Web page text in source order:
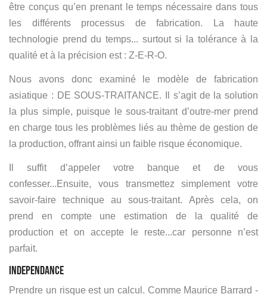
être conçus qu’en prenant le temps nécessaire dans tous
les différents processus de fabrication. La haute
technologie prend du temps... surtout si la tolérance à la
qualité et à la précision est : Z-E-R-O.
Nous avons donc examiné le modèle de fabrication
asiatique : DE SOUS-TRAITANCE. Il s’agit de la solution
la plus simple, puisque le sous-traitant d’outre-mer prend
en charge tous les problèmes liés au thème de gestion de
la production, offrant ainsi un faible risque économique.
Il suffit d’appeler votre banque et de vous
confesser...Ensuite, vous transmettez simplement votre
savoir-faire technique au sous-traitant. Après cela, on
prend en compte une estimation de la qualité de
production et on accepte le reste...car personne n’est
parfait.
INDEPENDANCE
Prendre un risque est un calcul. Comme Maurice Barrard -